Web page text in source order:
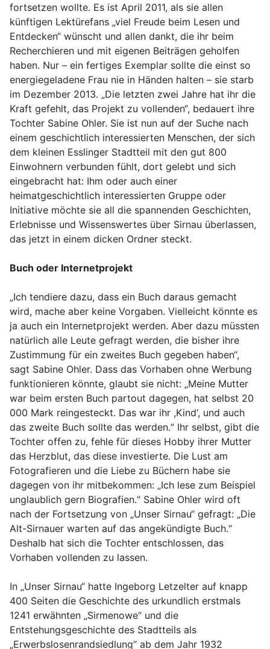
fortsetzen wollte. Es ist April 2011, als sie allen
künftigen Lektürefans „viel Freude beim Lesen und
Entdecken“ wünscht und allen dankt, die ihr beim
Recherchieren und mit eigenen Beiträgen geholfen
haben. Nur – ein fertiges Exemplar sollte die einst so
energiegeladene Frau nie in Händen halten – sie starb
im Dezember 2013. „Die letzten zwei Jahre hat ihr die
Kraft gefehlt, das Projekt zu vollenden“, bedauert ihre
Tochter Sabine Ohler. Sie ist nun auf der Suche nach
einem geschichtlich interessierten Menschen, der sich
dem kleinen Esslinger Stadtteil mit den gut 800
Einwohnern verbunden fühlt, dort gelebt und sich
eingebracht hat: Ihm oder auch einer
heimatgeschichtlich interessierten Gruppe oder
Initiative möchte sie all die spannenden Geschichten,
Erlebnisse und Wissenswertes über Sirnau überlassen,
das jetzt in einem dicken Ordner steckt.
Buch oder Internetprojekt
„Ich tendiere dazu, dass ein Buch daraus gemacht
wird, mache aber keine Vorgaben. Vielleicht könnte es
ja auch ein Internetprojekt werden. Aber dazu müssten
natürlich alle Leute gefragt werden, die bisher ihre
Zustimmung für ein zweites Buch gegeben haben“,
sagt Sabine Ohler. Dass das Vorhaben ohne Werbung
funktionieren könnte, glaubt sie nicht: „Meine Mutter
war beim ersten Buch partout dagegen, hat selbst 20
000 Mark reingesteckt. Das war ihr ,Kind‘, und auch
das zweite Buch sollte das werden.“ Ihr selbst, gibt die
Tochter offen zu, fehle für dieses Hobby ihrer Mutter
das Herzblut, das diese investierte. Die Lust am
Fotografieren und die Liebe zu Büchern habe sie
dagegen von ihr mitbekommen: „Ich lese zum Beispiel
unglaublich gern Biografien.“ Sabine Ohler wird oft
nach der Fortsetzung von „Unser Sirnau“ gefragt: „Die
Alt-Sirnauer warten auf das angekündigte Buch.“
Deshalb hat sich die Tochter entschlossen, das
Vorhaben vollenden zu lassen.
In „Unser Sirnau“ hatte Ingeborg Letzelter auf knapp
400 Seiten die Geschichte des urkundlich erstmals
1241 erwähnten „Sirmenowe“ und die
Entstehungsgeschichte des Stadtteils als
„Erwerbslosenrandsiedlung“ ab dem Jahr 1932